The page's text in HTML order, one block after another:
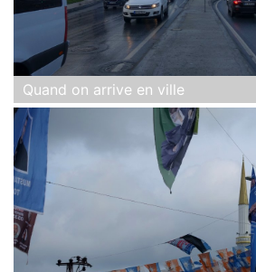
Quand on arrive en ville